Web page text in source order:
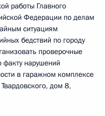
работы Главного
Федерации по делам
ситуациям
бедствий по городу
проверочные
нарушений
в гаражном комплексе
дом 8,